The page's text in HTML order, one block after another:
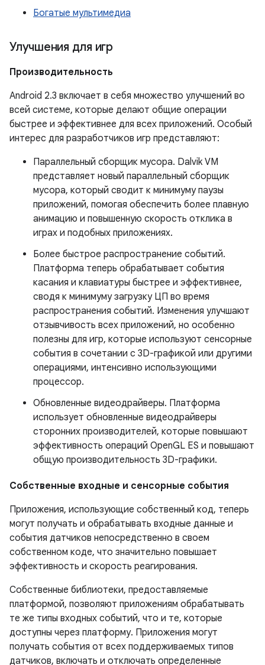
Богатые мультимедиа
Улучшения для игр
Производительность
Android 2.3 включает в себя множество улучшений во
всей системе, которые делают общие операции
быстрее и эффективнее для всех приложений. Особый
интерес для разработчиков игр представляют:
Параллельный сборщик мусора. Dalvik VM
представляет новый параллельный сборщик
мусора, который сводит к минимуму паузы
приложений, помогая обеспечить более плавную
анимацию и повышенную скорость отклика в
играх и подобных приложениях.
Более быстрое распространение событий.
Платформа теперь обрабатывает события
касания и клавиатуры быстрее и эффективнее,
сводя к минимуму загрузку ЦП во время
распространения событий. Изменения улучшают
отзывчивость всех приложений, но особенно
полезны для игр, которые используют сенсорные
события в сочетании с 3D-графикой или другими
операциями, интенсивно использующими
процессор.
Обновленные видеодрайверы. Платформа
использует обновленные видеодрайверы
сторонних производителей, которые повышают
эффективность операций OpenGL ES и повышают
общую производительность 3D-графики.
Собственные входные и сенсорные события
Приложения, использующие собственный код, теперь
могут получать и обрабатывать входные данные и
события датчиков непосредственно в своем
собственном коде, что значительно повышает
эффективность и скорость реагирования.
Собственные библиотеки, предоставляемые
платформой, позволяют приложениям обрабатывать
те же типы входных событий, что и те, которые
доступны через платформу. Приложения могут
получать события от всех поддерживаемых типов
датчиков, включать и отключать определенные